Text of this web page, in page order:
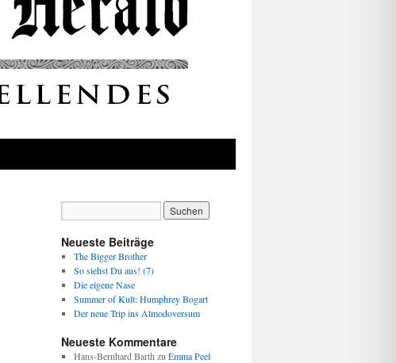
Neueste Beiträge
The Bigger Brother
So siehst Du aus! (7)
Die eigene Nase
Summer of Kult: Humphrey Bogart
Der neue Trip ins Almodoversum
Neueste Kommentare
Hans-Bernhard Barth zu Emma Peel